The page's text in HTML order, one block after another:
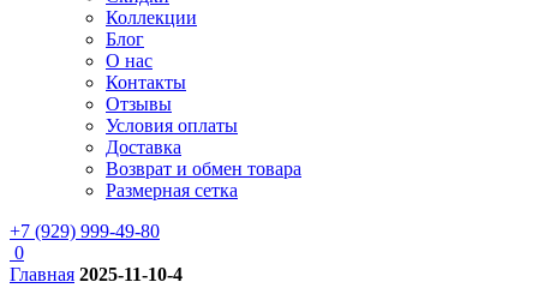
Коллекции
Блог
О нас
Контакты
Отзывы
Условия оплаты
Доставка
Возврат и обмен товара
Размерная сетка
+7 (929) 999-49-80
0
Главная 2025-11-10-4